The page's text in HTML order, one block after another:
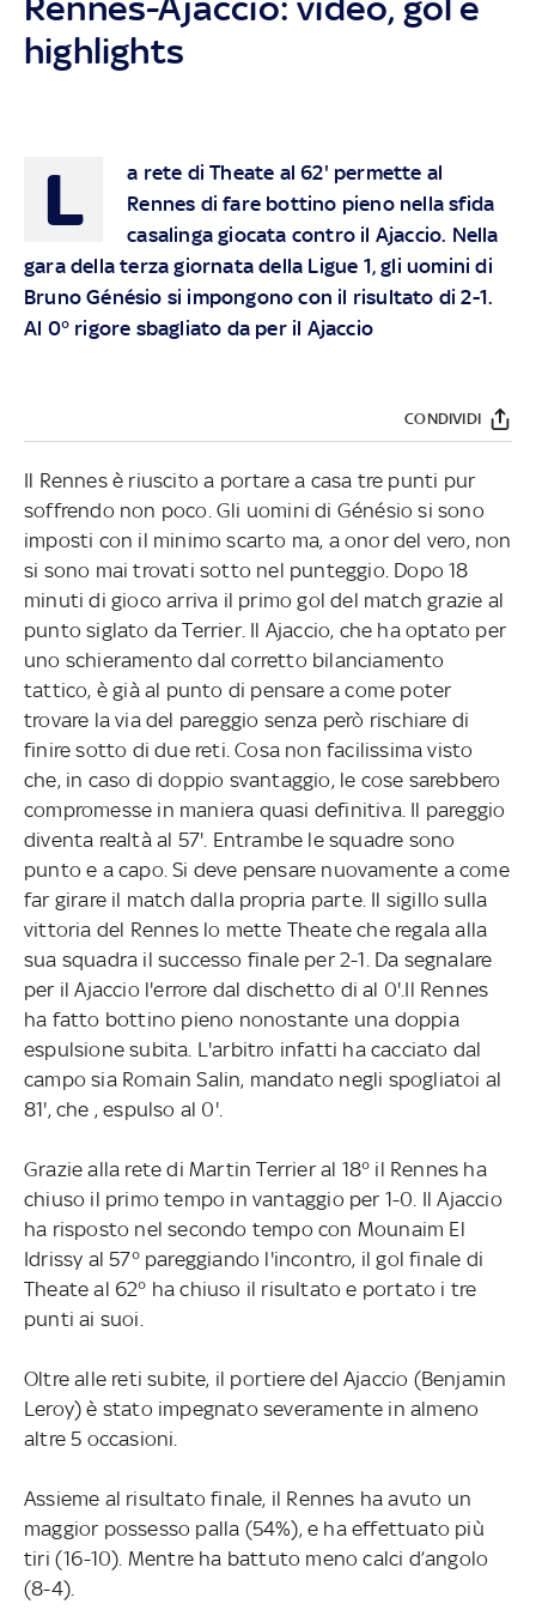
highlights
L
a rete di Theate al 62' permette al
Rennes di fare bottino pieno nella sfida
casalinga giocata contro il Ajaccio. Nella
gara della terza giornata della Ligue 1, gli uomini di
Bruno Génésio si impongono con il risultato di 2-1.
Al 0° rigore sbagliato da per il Ajaccio
CONDIVIDI
Il Rennes è riuscito a portare a casa tre punti pur
soffrendo non poco. Gli uomini di Génésio si sono
imposti con il minimo scarto ma, a onor del vero, non
si sono mai trovati sotto nel punteggio. Dopo 18
minuti di gioco arriva il primo gol del match grazie al
punto siglato da Terrier. Il Ajaccio, che ha optato per
uno schieramento dal corretto bilanciamento
tattico, è già al punto di pensare a come poter
trovare la via del pareggio senza però rischiare di
finire sotto di due reti. Cosa non facilissima visto
che, in caso di doppio svantaggio, le cose sarebbero
compromesse in maniera quasi definitiva. Il pareggio
diventa realtà al 57'. Entrambe le squadre sono
punto e a capo. Si deve pensare nuovamente a come
far girare il match dalla propria parte. Il sigillo sulla
vittoria del Rennes lo mette Theate che regala alla
sua squadra il successo finale per 2-1. Da segnalare
per il Ajaccio l'errore dal dischetto di al 0'.Il Rennes
ha fatto bottino pieno nonostante una doppia
espulsione subita. L'arbitro infatti ha cacciato dal
campo sia Romain Salin, mandato negli spogliatoi al
81', che , espulso al 0'.
Grazie alla rete di Martin Terrier al 18° il Rennes ha
chiuso il primo tempo in vantaggio per 1-0. Il Ajaccio
ha risposto nel secondo tempo con Mounaim El
Idrissy al 57° pareggiando l'incontro, il gol finale di
Theate al 62° ha chiuso il risultato e portato i tre
punti ai suoi.
Oltre alle reti subite, il portiere del Ajaccio (Benjamin
Leroy) è stato impegnato severamente in almeno
altre 5 occasioni.
Assieme al risultato finale, il Rennes ha avuto un
maggior possesso palla (54%), e ha effettuato più
tiri (16-10). Mentre ha battuto meno calci d’angolo
(8-4).